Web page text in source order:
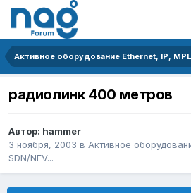
радиолинк 400 метров
Автор: hammer
3 ноября, 2003 в Активное
SDN/NFV...